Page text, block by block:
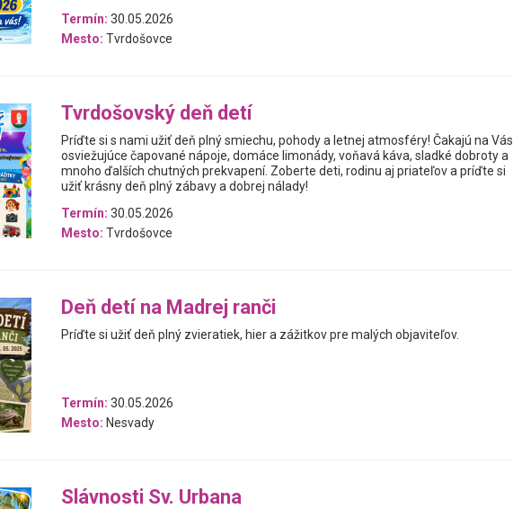
Termín: 30.05.2026
Mesto: Tvrdošovce
Tvrdošovský deň detí
Príďte si s nami užiť deň plný smiechu, pohody a letnej atmosféry! Čakajú na Vás
osviežujúce čapované nápoje, domáce limonády, voňavá káva, sladké dobroty a
mnoho ďalších chutných prekvapení. Zoberte deti, rodinu aj priateľov a príďte si
užiť krásny deň plný zábavy a dobrej nálady!
Termín: 30.05.2026
Mesto: Tvrdošovce
Deň detí na Madrej ranči
Príďte si užiť deň plný zvieratiek, hier a zážitkov pre malých objaviteľov.
Termín: 30.05.2026
Mesto: Nesvady
Slávnosti Sv. Urbana